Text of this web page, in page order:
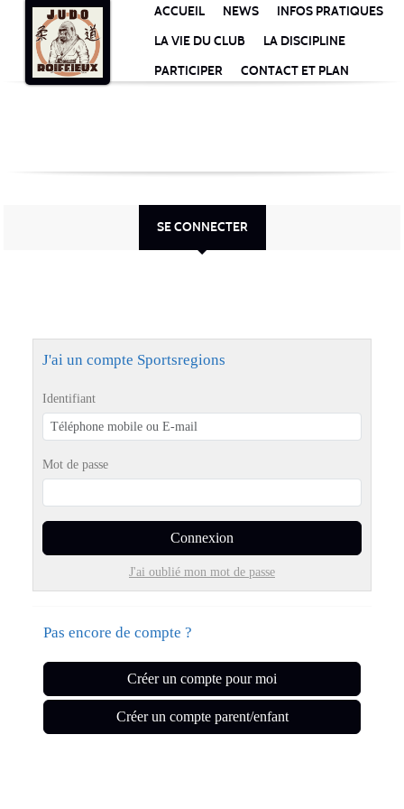
ACCUEIL NEWS
INFOS PRATIQUES
LA VIE DU CLUB
LA DISCIPLINE
PARTICIPER
CONTACT ET PLAN
SE CONNECTER
J'ai un compte Sportsregions
Identifiant
Mot de passe
Connexion
J'ai oublié mon mot de passe
Pas encore de compte ?
Créer un compte pour moi
Créer un compte parent/enfant
Panneau de gestion des cookies